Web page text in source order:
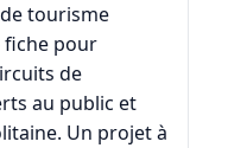
tourisme
pour
de
au public et
Un projet à